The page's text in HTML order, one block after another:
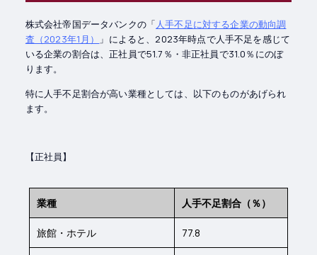
株式会社帝国データバンクの「人手不足に対する企業の動向調
査（2023年1月）
」によると、2023年時点で人手不足を感じて
いる企業の割合は、正社員で51.7％・非正社員で31.0％にのぼ
ります。
特に人手不足割合が高い業種としては、以下のものがあげられ
ます。
【正社員】
業種 人手不足割合（％）
旅館・ホテル 77.8